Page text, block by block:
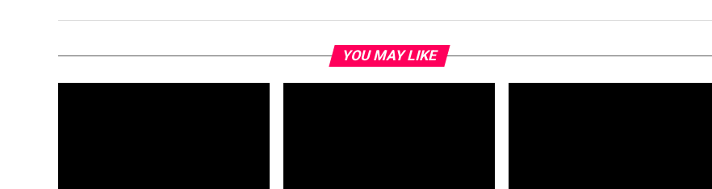
YOU MAY LIKE